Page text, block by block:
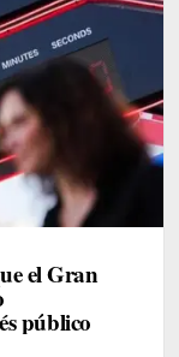
el Gran
público